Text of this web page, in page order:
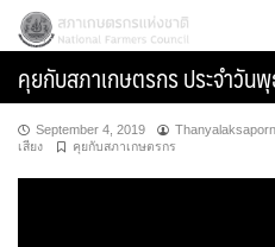
Skip
content
สภาเกษตรกรแห่งชาติ
คุยกับสภาเกษตรกร ประจำวัน
September 4, 2019
เสียง
คุยกับสภาเกษตรกร